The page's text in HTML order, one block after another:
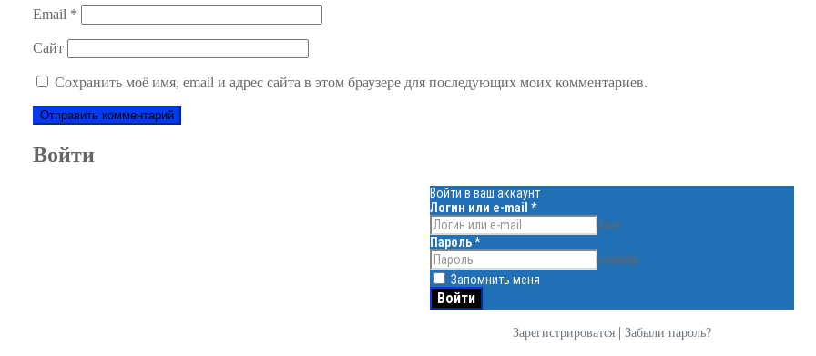
Email *
Сайт
Сохранить моё имя, email и адрес сайта в этом браузере для последующих моих комментариев.
Войти
Войти в ваш аккаунт
Логин или e-mail *
face
Пароль*
visibility
Запомнить меня
Зарегистрироватся | Забыли пароль?